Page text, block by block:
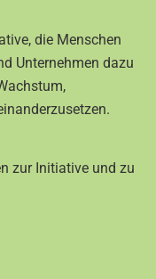
die Menschen
Unternehmen dazu
zur Initiative und zu